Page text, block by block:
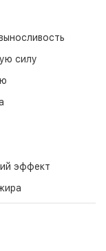
силу
эффект